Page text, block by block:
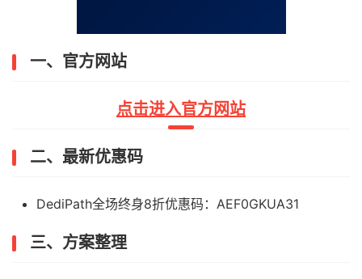
一、官方网站
点击进入官方网站
二、最新优惠码
DediPath全场终身8折优惠码：AEF0GKUA31
三、方案整理